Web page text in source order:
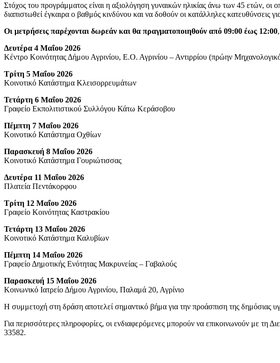
Στόχος του προγράμματος είναι η αξιολόγηση γυναικών ηλικίας άνω των 45 ετών,
διαπιστωθεί έγκαιρα ο βαθμός κινδύνου και να δοθούν οι κατάλληλες κατευθύνσεις
Οι μετρήσεις παρέχονται δωρεάν και θα πραγματοποιηθούν από 09:00 έως 12:00
Δευτέρα 4 Μαΐου 2026
Κέντρο Κοινότητας Δήμου Αγρινίου, Ε.Ο. Αγρινίου – Αντιρρίου (πρώην
Τρίτη 5 Μαΐου 2026
Κοινοτικό Κατάστημα Κλεισορρευμάτων
Τετάρτη 6 Μαΐου 2026
Γραφείο Εκπολιτιστικού Συλλόγου Κάτω Κεράσοβου
Πέμπτη 7 Μαΐου 2026
Κοινοτικό Κατάστημα Οχθίων
Παρασκευή 8 Μαΐου 2026
Κοινοτικό Κατάστημα Γουριώτισσας
Δευτέρα 11 Μαΐου 2026
Πλατεία Πεντάκορφου
Τρίτη 12 Μαΐου 2026
Γραφείο Κοινότητας Καστρακίου
Τετάρτη 13 Μαΐου 2026
Κοινοτικό Κατάστημα Καλυβίων
Πέμπτη 14 Μαΐου 2026
Γραφείο Δημοτικής Ενότητας Μακρυνείας – Γαβαλούς
Παρασκευή 15 Μαΐου 2026
Κοινωνικό Ιατρείο Δήμου Αγρινίου, Παλαμά 20, Αγρίνιο
Η συμμετοχή στη δράση αποτελεί σημαντικό βήμα για την προάσπιση της δημόσιας
Για περισσότερες πληροφορίες, οι ενδιαφερόμενες μπορούν να επικοινωνούν με τη
33582.